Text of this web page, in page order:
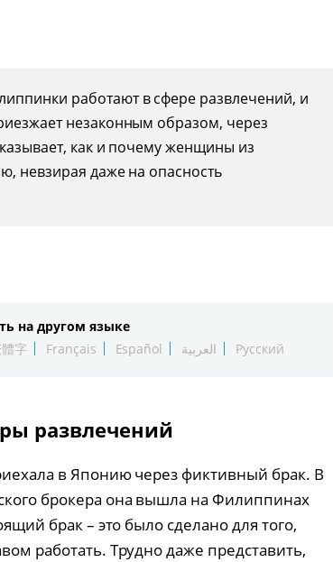
работают в сфере развлечений, и
незаконным образом, через
как и почему женщины из
невзирая даже на опасность
на другом языке
字 Français Español العربية Русский
развлечений
в Японию через фиктивный брак. В
брокера она вышла на Филиппинах
брак – это было сделано для того,
работать. Трудно даже представить,